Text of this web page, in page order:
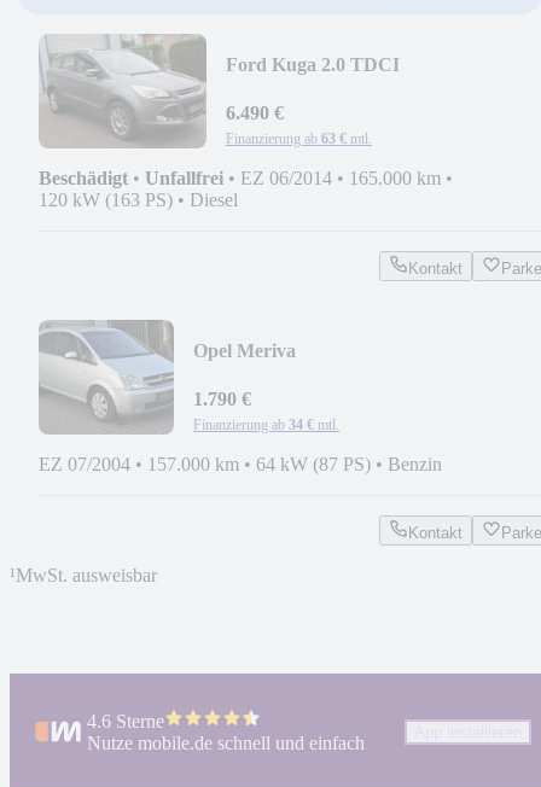
Ford Kuga 2.0 TDCI
DEFEKT
6.490 €
Finanzierung ab 63 € mtl.
Beschädigt • Unfallfrei • EZ 06/2014 • 165.000 km •
120 kW (163 PS) • Diesel
Kontakt
Opel Meriva
NEU
1.790 €
Finanzierung ab 34 € mtl.
EZ 07/2004 • 157.000 km • 64 kW (87 PS) • Benzin
Kontakt
¹MwSt. ausweisbar
4.6 Sterne
Nutze mobile.de schnell und einfach